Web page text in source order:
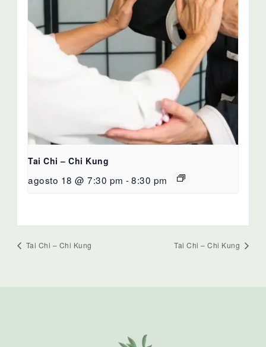
Tai Chi – Chi Kung
agosto 18 @ 7:30 pm -8:30 pm
Tai Chi – Chi Kung Tai Chi – Chi Kung